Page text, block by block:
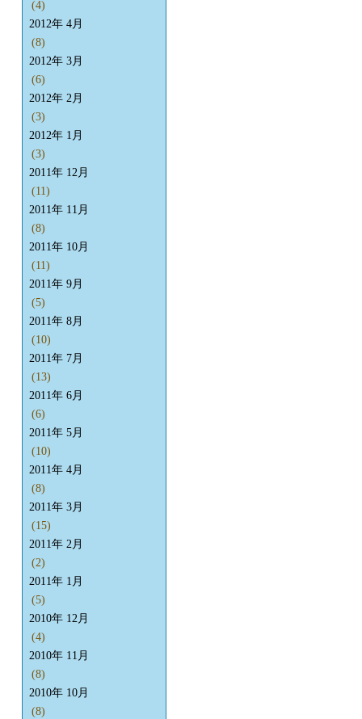
(4)
2012年 4月
(8)
2012年 3月
(6)
2012年 2月
(3)
2012年 1月
(3)
2011年 12月
(11)
2011年 11月
(8)
2011年 10月
(11)
2011年 9月
(5)
2011年 8月
(10)
2011年 7月
(13)
2011年 6月
(6)
2011年 5月
(10)
2011年 4月
(8)
2011年 3月
(15)
2011年 2月
(2)
2011年 1月
(5)
2010年 12月
(4)
2010年 11月
(8)
2010年 10月
(8)